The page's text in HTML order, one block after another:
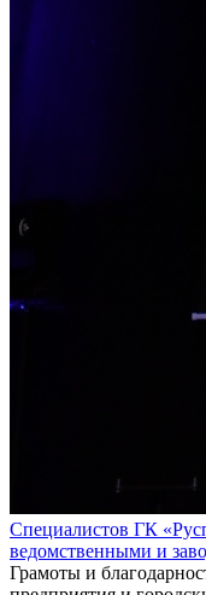
Специалистов ГК
ведомственными и
Грамоты и